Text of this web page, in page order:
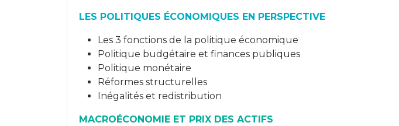
LES POLITIQUES ÉCONOMIQUES EN PERSPECTIVE
Les 3 fonctions de la politique économique
Politique budgétaire et finances publiques
Politique monétaire
Réformes structurelles
Inégalités et redistribution
MACROÉCONOMIE ET PRIX DES ACTIFS